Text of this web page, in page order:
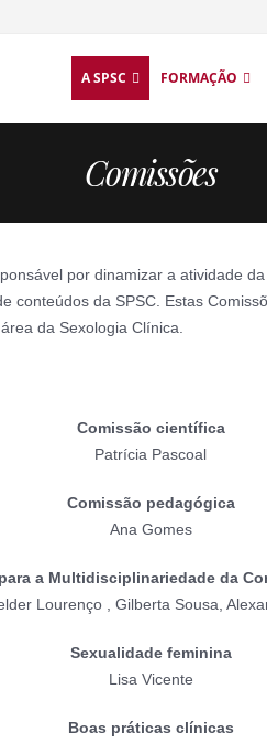
A SPSC FORMAÇÃO
Comissões
por dinamizar a atividade
conteúdos da SPSC. Estas
da Sexologia Clínica.
Comissão científica
Patrícia Pascoal
Comissão pedagógica
Ana Gomes
a Multidisciplinariedade da
Lourenço , Gilberta Sousa,
Sexualidade feminina
Lisa Vicente
Boas práticas clínicas